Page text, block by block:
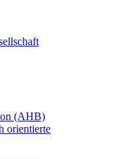
(AHB)
orientierte